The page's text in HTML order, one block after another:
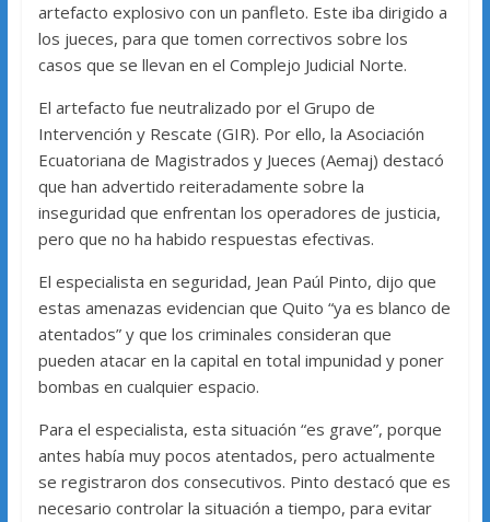
artefacto explosivo con un panfleto. Este iba dirigido a
los jueces, para que tomen correctivos sobre los
casos que se llevan en el Complejo Judicial Norte.
El artefacto fue neutralizado por el Grupo de
Intervención y Rescate (GIR). Por ello, la Asociación
Ecuatoriana de Magistrados y Jueces (Aemaj) destacó
que han advertido reiteradamente sobre la
inseguridad que enfrentan los operadores de justicia,
pero que no ha habido respuestas efectivas.
El especialista en seguridad, Jean Paúl Pinto, dijo que
estas amenazas evidencian que Quito “ya es blanco de
atentados” y que los criminales consideran que
pueden atacar en la capital en total impunidad y poner
bombas en cualquier espacio.
Para el especialista, esta situación “es grave”, porque
antes había muy pocos atentados, pero actualmente
se registraron dos consecutivos. Pinto destacó que es
necesario controlar la situación a tiempo, para evitar